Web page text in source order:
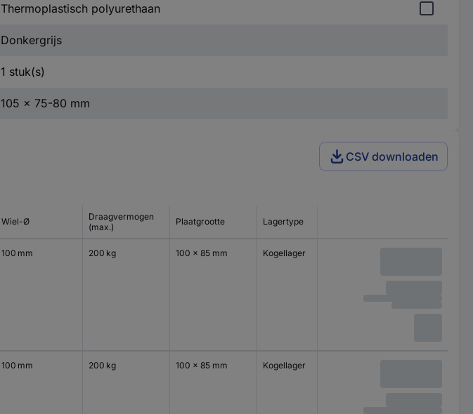
Thermoplastisch polyurethaan
Donkergrijs
1 stuk(s)
105 x 75-80 mm
CSV downloaden
Wiel-Ø
Draagvermogen
(max.)
Plaatgrootte Lagertype
100 mm 200 kg 100 x 85 mm Kogellager
100 mm 200 kg 100 x 85 mm Kogellager